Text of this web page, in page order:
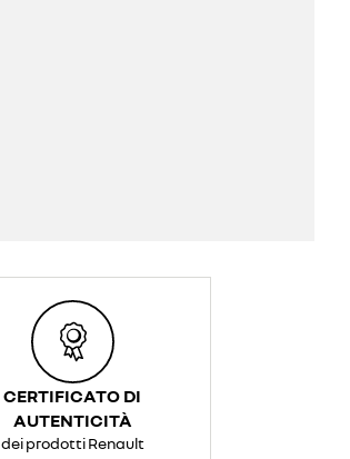
CERTIFICATO DI
AUTENTICITÀ
dei prodotti Renault